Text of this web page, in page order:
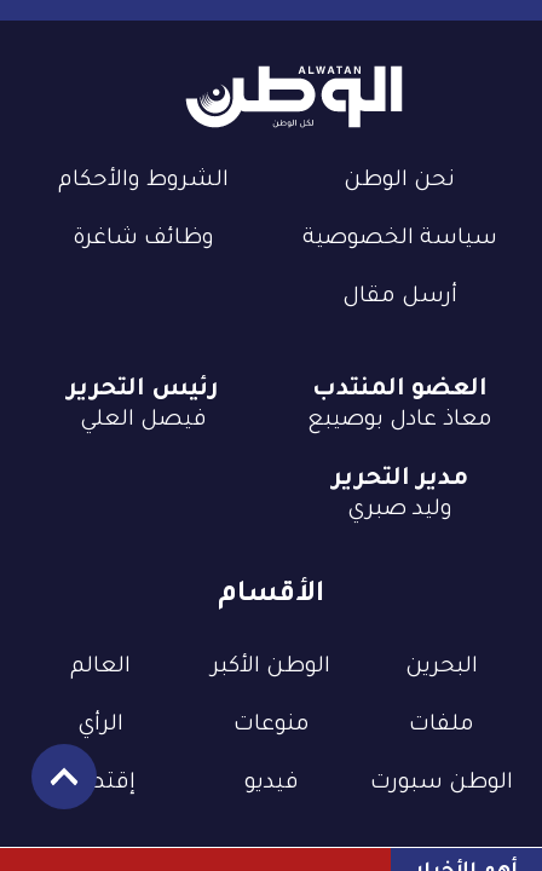
نحن الوطن الشروط والأحكام
سياسة الخصوصية وظائف شاغرة
أرسل مقال
الأقسام
البحرين الوطن الأكبر العالم
ملفات منوعات الرأي
الوطن سبورت فيديو إقتصاد
العضو المنتدب
معاذ عادل بوصيبع
رئيس التحرير
فيصل العلي
مدير التحرير
وليد صبري